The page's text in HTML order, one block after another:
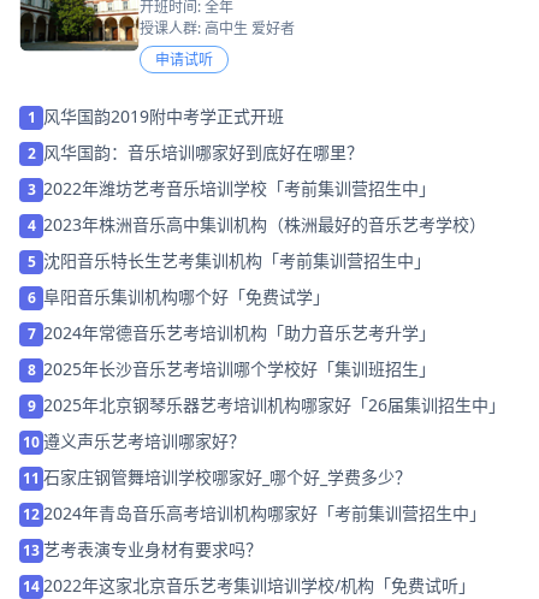
开班时间: 全年
授课人群: 高中生 爱好者
申请试听
1 风华国韵2019附中考学正式开班
2 风华国韵：音乐培训哪家好到底好在哪里？
3 2022年潍坊艺考音乐培训学校「考前集训营招生中」
4 2023年株洲音乐高中集训机构（株洲最好的音乐艺考学校）
5 沈阳音乐特长生艺考集训机构「考前集训营招生中」
6 阜阳音乐集训机构哪个好「免费试学」
7 2024年常德音乐艺考培训机构「助力音乐艺考升学」
8 2025年长沙音乐艺考培训哪个学校好「集训班招生」
9 2025年北京钢琴乐器艺考培训机构哪家好「26届集训招生中」
10遵义声乐艺考培训哪家好？
11 石家庄钢管舞培训学校哪家好_哪个好_学费多少？
122024年青岛音乐高考培训机构哪家好「考前集训营招生中」
13艺考表演专业身材有要求吗？
142022年这家北京音乐艺考集训培训学校/机构「免费试听」